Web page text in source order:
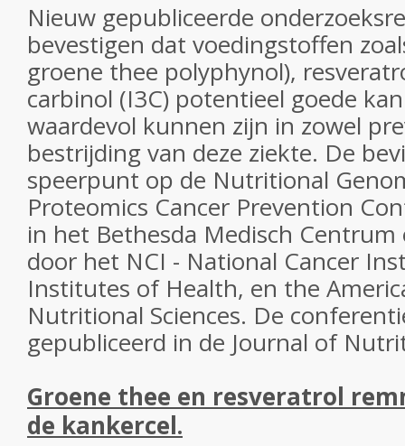
Nieuw gepubliceerde
bevestigen dat voedingstoffen
groene thee polyphynol),
carbinol (I3C) potentieel goede
waardevol kunnen zijn in zowel
bestrijding van deze ziekte. De
speerpunt op de Nutritional
Proteomics Cancer Prevention
in het Bethesda Medisch Centrum
door het NCI - National Cancer
Institutes of Health, en the
Nutritional Sciences. De
gepubliceerd in de Journal of
Groene thee en resveratrol
de kankercel.